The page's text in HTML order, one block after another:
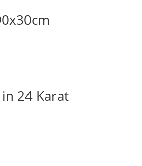
24 Karat